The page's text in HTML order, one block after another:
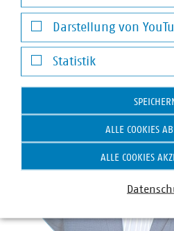
Notwendige Cookies
Darstellung von
Darstellung von YouTube-
Statistik
Statistik
ALLE COOKIES
ALLE COOKIES